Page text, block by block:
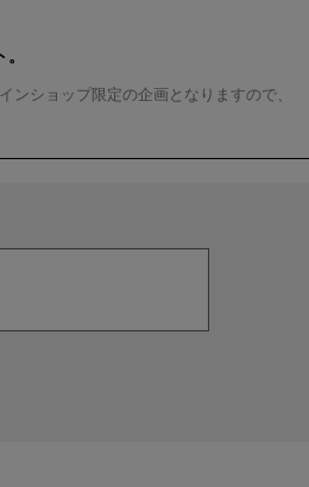
ショップ限定の企画となりますので、